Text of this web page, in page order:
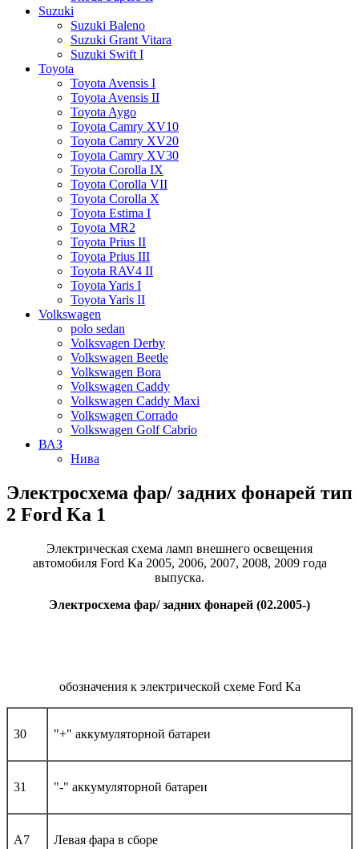
Suzuki
Suzuki Baleno
Suzuki Grant Vitara
Suzuki Swift I
Toyota
Toyota Avensis I
Toyota Avensis II
Toyota Aygo
Toyota Camry XV10
Toyota Camry XV20
Toyota Camry XV30
Toyota Corolla IX
Toyota Corolla VII
Toyota Corolla X
Toyota Estima I
Toyota MR2
Toyota Prius II
Toyota Prius III
Toyota RAV4 II
Toyota Yaris I
Toyota Yaris II
Volkswagen
polo sedan
Volksvagen Derby
Volkswagen Beetle
Volkswagen Bora
Volkswagen Caddy
Volkswagen Caddy Maxi
Volkswagen Corrado
Volkswagen Golf Cabrio
ВАЗ
Нива
Электросхема фар/ задних фонарей тип
2 Ford Ka 1
Электрическая схема ламп внешнего освещения
автомобиля Ford Ka 2005, 2006, 2007, 2008, 2009 года
выпуска.
Электросхема фар/ задних фонарей (02.2005-)
обозначения к электрической схеме Ford Ka
30 "+" аккумуляторной батареи
31 "-" аккумуляторной батареи
A7 Левая фара в сборе